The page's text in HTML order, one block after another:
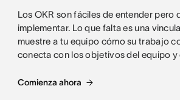
Los OKR son fáciles de entender pero
implementar. Lo que falta es una
muestre a tu equipo cómo su trabajo
conecta con los objetivos del equipo y
Comienza ahora